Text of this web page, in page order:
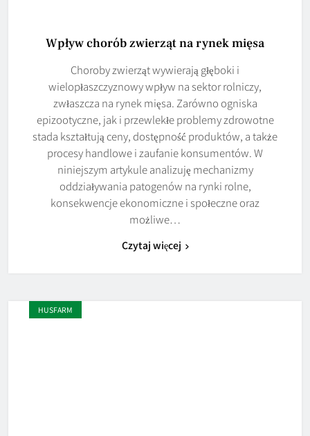
Wpływ chorób zwierząt na rynek mięsa
Choroby zwierząt wywierają głęboki i
wielopłaszczyznowy wpływ na sektor rolniczy,
zwłaszcza na rynek mięsa. Zarówno ogniska
epizootyczne, jak i przewlekłe problemy zdrowotne
stada kształtują ceny, dostępność produktów, a także
procesy handlowe i zaufanie konsumentów. W
niniejszym artykule analizuję mechanizmy
oddziaływania patogenów na rynki rolne,
konsekwencje ekonomiczne i społeczne oraz
możliwe…
Czytaj więcej
HUSFARM